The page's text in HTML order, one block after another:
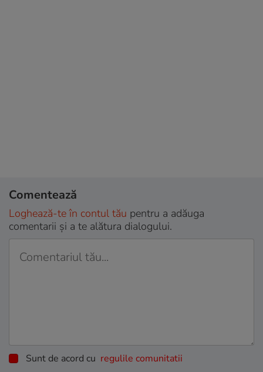
Comentează
Loghează-te în contul tău pentru a adăuga
comentarii și a te alătura dialogului.
Sunt de acord cu regulile comunitatii